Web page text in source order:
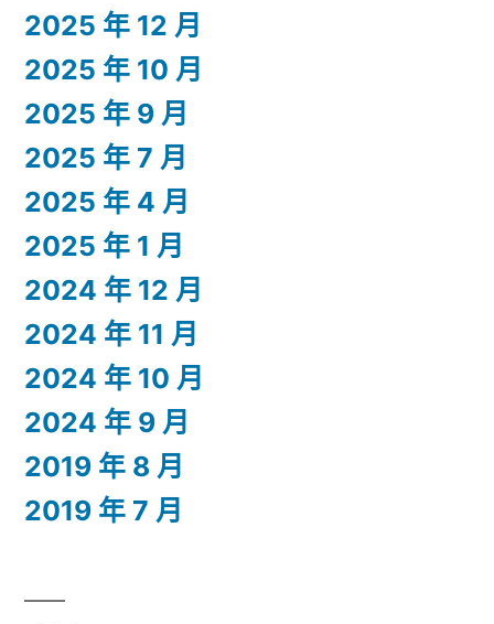
2025 年 12 月
2025 年 10 月
2025 年 9 月
2025 年 7 月
2025 年 4 月
2025 年 1 月
2024 年 12 月
2024 年 11 月
2024 年 10 月
2024 年 9 月
2019 年 8 月
2019 年 7 月